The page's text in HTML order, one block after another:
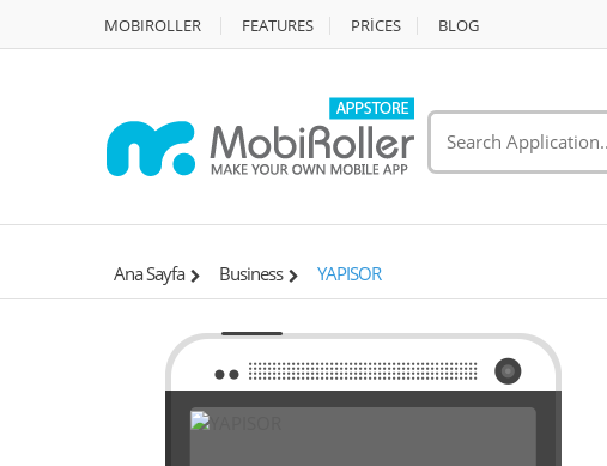
MOBIROLLER FEATURES PRİCES BLOG
Ana Sayfa Business YAPISOR